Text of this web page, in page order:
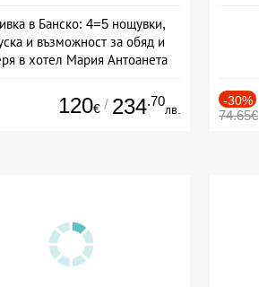
в Банско: 4=5 нощувки,
и възможност за обяд и
в хотел Мария Антоанета
120€ / 234.70
лв.
-30%
74.65€